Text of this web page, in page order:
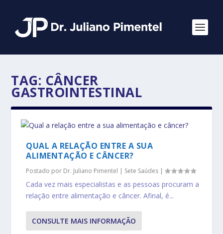
TAG: CÂNCER
GASTROINTESTINAL
QUAL A RELAÇÃO ENTRE A SUA
ALIMENTAÇÃO E CÂNCER?
Postado por Dr. Juliano Pimentel | Sete Saúdes |
Cada vez mais especialistas e as pessoas procuram a
relação entre alimentação e câncer. Afinal, é...
CONSULTE MAIS INFORMAÇÃO